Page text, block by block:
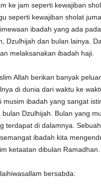
ke jam seperti kewajiban
seperti kewajiban sholat
ibadah yang ada
Dzulhijah dan bulan lainya.
melaksanakan ibadah haji.
Allah berikan banyak
di dunia dari waktu ke
musim ibadah yang sangat
Dzulhijah. Bulan yang
terdapat di dalamnya.
ibadah kita
ketaatan dibulan Ramadhan.
bersabda: